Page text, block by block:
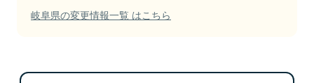
岐阜県の変更情報一覧 はこちら